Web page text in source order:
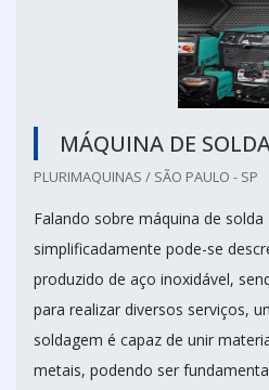
MÁQUINA DE
PLURIMAQUINAS / SÃO PAULO - SP
Falando sobre máquina de solda
simplificadamente pode-se
produzido de aço inoxidável,
para realizar diversos serviços,
soldagem é capaz de unir
metais, podendo ser